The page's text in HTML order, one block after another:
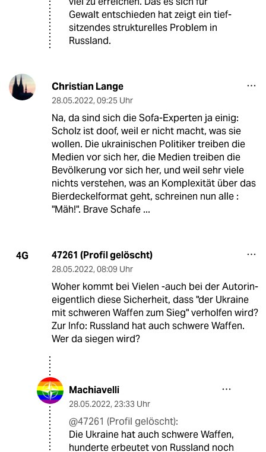
Gewalt entschieden hat zeigt ein tief-
sitzendes strukturelles Problem in
Russland.
Christian Lange
28.05.2022, 09:25 Uhr
Na, da sind sich die Sofa-Experten ja einig:
Scholz ist doof, weil er nicht macht, was sie
wollen. Die ukrainischen Politiker treiben die
Medien vor sich her, die Medien treiben die
Bevölkerung vor sich her, und weil sehr viele
nichts verstehen, was an Komplexität über das
Bierdeckelformat geht, schreinen nun alle :
"Mäh!". Brave Schafe ...
4G 47261 (Profil gelöscht)
28.05.2022, 08:09 Uhr
Woher kommt bei Vielen -auch bei der Autorin-
eigentlich diese Sicherheit, dass "der Ukraine
mit schweren Waffen zum Sieg" verholfen wird?
Zur Info: Russland hat auch schwere Waffen.
Wer da siegen wird?
Machiavelli
28.05.2022, 23:33 Uhr
@47261 (Profil gelöscht):
Die Ukraine hat auch schwere Waffen,
hunderte erbeutet von Russland noch